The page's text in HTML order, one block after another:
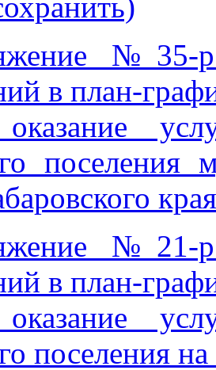
№35-
в план-
оказание
поселения
№21-
в план-
оказание
поселения